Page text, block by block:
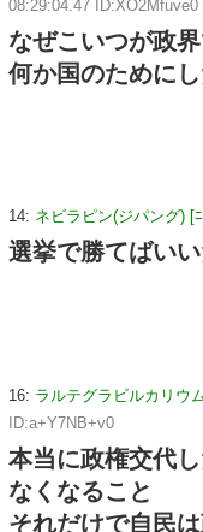
08:29:04.47 ID:XO2Mfuve0
なぜこいつが政
何か国のためにし
14: ネビラピン(ジパング) [
選挙で勝てばい
16: ラルテグラビルカリウ
ID:a+Y7NB+v0
本当に政権交代
なくなること
それだけで自民